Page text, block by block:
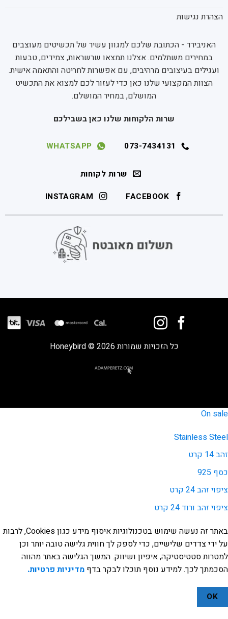
הצהרת נגישות
האניבירד - הכתובת שלכם למגוון עשיר של תכשיטים מעוצבים
במחירים משתלמים. אצלנו תמצאו שרשראות, צמידים, טבעות
ועגילים בעיצובים מרהיבים, עם אפשרות לחריטה והתאמה אישית.
הצוות המקצועי שלנו כאן כדי לעזור לכם למצוא את התכשיט
המושלם, במחיר המושלם.
שרות הלקוחות שלנו כאן בשבילכם
073-7434131
WHATSAPP
שרות לקוחות
FACEBOOK
INSTAGRAM
כל הזכויות שמורות 2026 © Honeybird
On sale
Stainless Steel
זהב 14 קרט
כסף 925
ציפוי זהב 24 קרט
ציפוי זהב ורוד 24 קרט
באתר זה נעשה שימוש בטכנולוגיות איסוף מידע כגון Cookies, לרבות
על ידי צדדים שלישיים, כדי לספק לך חווית גלישה טובה יותר וכן
למטרות סטטיסטיקה, איפיון ושיווק. המשך הגלישה באתר מהווה
הסכמתך לכך. למידע נוסף תוכלו לבקר בדף מדיניות פרטיות.
OK